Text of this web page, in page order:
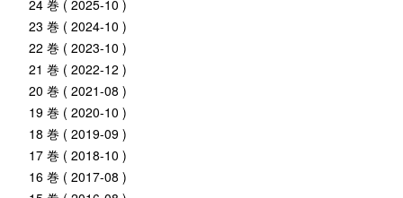
24 巻 ( 2025-10 )
23 巻 ( 2024-10 )
22 巻 ( 2023-10 )
21 巻 ( 2022-12 )
20 巻 ( 2021-08 )
19 巻 ( 2020-10 )
18 巻 ( 2019-09 )
17 巻 ( 2018-10 )
16 巻 ( 2017-08 )